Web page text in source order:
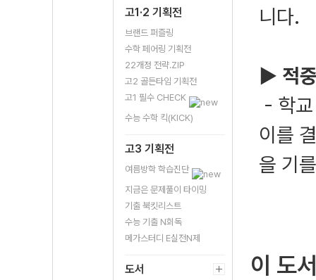
고1·2 기획전
브랜드 퍼즐링
수학 페어링 기획전
22개정 전략.ZIP
고2 골든타임 기획전
고1 필수 CHECK
수능 수학 킥(KICK)
고3 기획전
여름방학 학습진단
지금은 문제풀이 타이밍
기출 북킷리스트
수능 기출 N회독
메가스터디 E실전N제
도서
니다.
▶ 적
- 학
이를
을 기
이 도